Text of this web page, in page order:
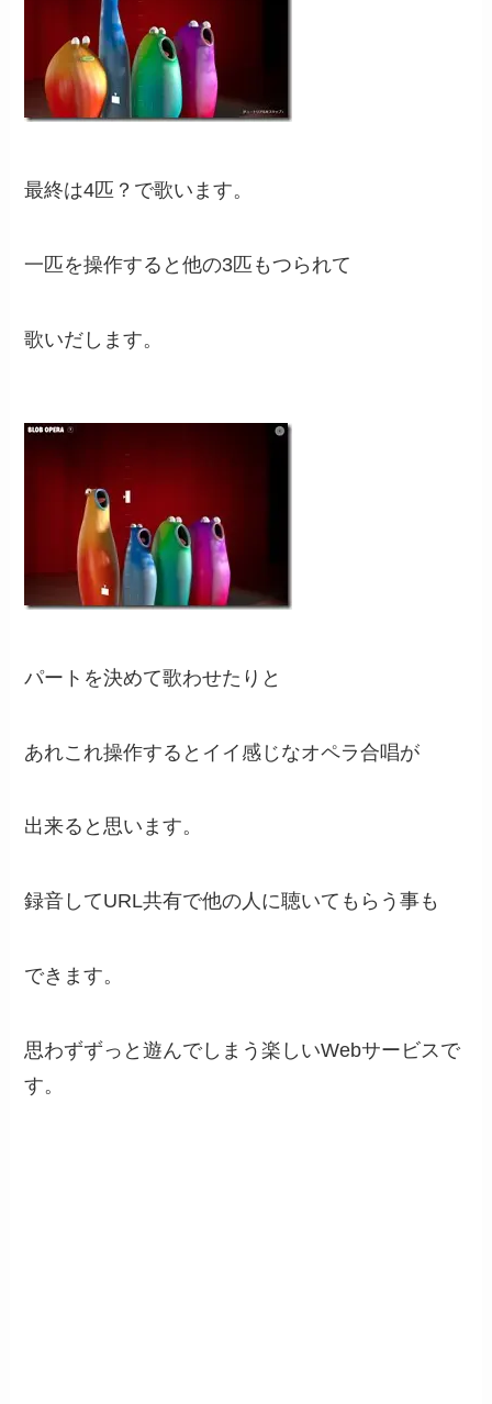
最終は4匹？で歌います。
一匹を操作すると他の3匹もつられて
歌いだします。
パートを決めて歌わせたりと
あれこれ操作するとイイ感じなオペラ合唱が
出来ると思います。
録音してURL共有で他の人に聴いてもらう事も
できます。
思わずずっと遊んでしまう楽しいWebサービスで
す。